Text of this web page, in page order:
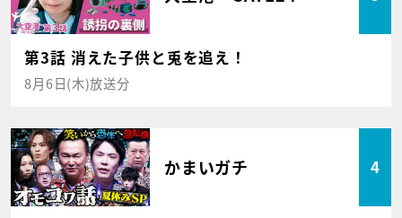
第3話 消えた子供と兎を追え！
8月6日(木)放送分
かまいガチ 4